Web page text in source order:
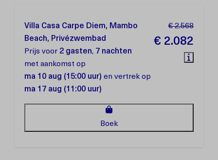
€ 2.568
€ 2.082
Villa Casa Carpe Diem, Mambo
Beach, Privézwembad
Prijs voor 2 gasten, 7 nachten
met aankomst op
ma 10 aug (15:00 uur) en vertrek op
ma 17 aug (11:00 uur)
Boek